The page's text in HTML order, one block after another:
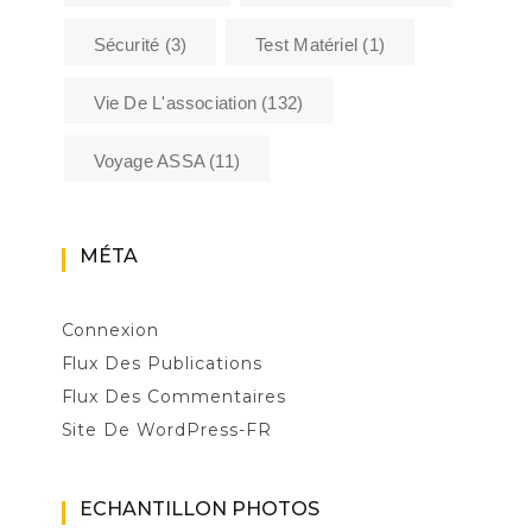
Sécurité (3) Test Matériel (1)
Vie De L'association (132)
Voyage ASSA(11)
MÉTA
Connexion
Flux Des Publications
Flux Des Commentaires
Site De WordPress-FR
ECHANTILLON PHOTOS